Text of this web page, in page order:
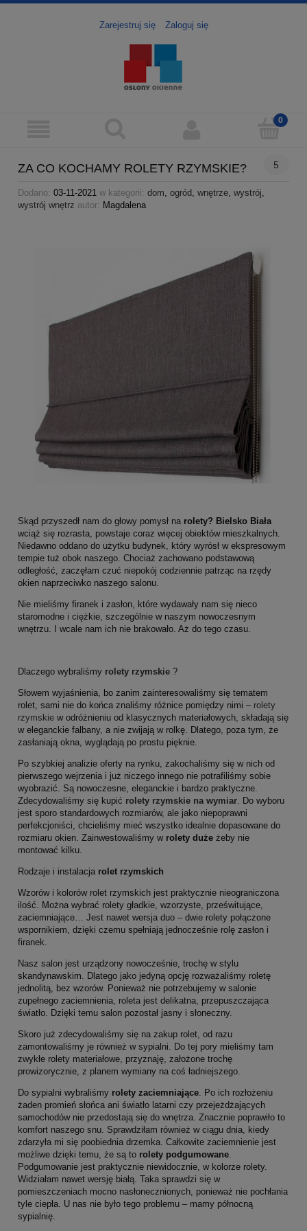
Zarejestruj się Zaloguj się
ZA CO KOCHAMY ROLETY RZYMSKIE? 5
Dodano: 03-11-2021 w kategorii: dom ogród wnętrze wystrój
wystrój wnętrz autor: Magdalena
Skąd przyszedł nam do głowy pomysł na rolety? Bielsko Biała
wciąż się rozrasta, powstaje coraz więcej obiektów mieszkalnych.
Niedawno oddano do użytku budynek, który wyrósł w ekspresowym
tempie tuż obok naszego. Chociaż zachowano podstawową
odległość, zaczęłam czuć niepokój codziennie patrząc na rzędy
okien naprzeciwko naszego salonu.
Nie mieliśmy firanek i zasłon, które wydawały nam się nieco
staromodne i ciężkie, szczególnie w naszym nowoczesnym
wnętrzu. I wcale nam ich nie brakowało. Aż do tego czasu.
Dlaczego wybraliśmy rolety rzymskie ?
Słowem wyjaśnienia, bo zanim zainteresowaliśmy się tematem
rolet, sami nie do końca znaliśmy różnice pomiędzy nimi – rolety
rzymskie w odróżnieniu od klasycznych materiałowych, składają się
w eleganckie falbany, a nie zwijają w rolkę. Dlatego, poza tym, że
zasłaniają okna, wyglądają po prostu pięknie.
Po szybkiej analizie oferty na rynku, zakochaliśmy się w nich od
pierwszego wejrzenia i już niczego innego nie potrafiliśmy sobie
wyobrazić. Są nowoczesne, eleganckie i bardzo praktyczne.
Zdecydowaliśmy się kupić rolety rzymskie na wymiar . Do wyboru
jest sporo standardowych rozmiarów, ale jako niepoprawni
perfekcjoniści, chcieliśmy mieć wszystko idealnie dopasowane do
rozmiaru okien. Zainwestowaliśmy w rolety duże żeby nie
montować kilku.
Rodzaje i instalacja rolet rzymskich
Wzorów i kolorów rolet rzymskich jest praktycznie nieograniczona
ilość. Można wybrać rolety gładkie, wzorzyste, prześwitujące,
zaciemniające… Jest nawet wersja duo – dwie rolety połączone
wspornikiem, dzięki czemu spełniają jednocześnie rolę zasłon i
firanek.
Nasz salon jest urządzony nowocześnie, trochę w stylu
skandynawskim. Dlatego jako jedyną opcję rozważaliśmy roletę
jednolitą, bez wzorów. Ponieważ nie potrzebujemy w salonie
zupełnego zaciemnienia, roleta jest delikatna, przepuszczająca
światło. Dzięki temu salon pozostał jasny i słoneczny.
Skoro już zdecydowaliśmy się na zakup rolet, od razu
zamontowaliśmy je również w sypialni. Do tej pory mieliśmy tam
zwykłe rolety materiałowe, przyznaję, założone trochę
prowizorycznie, z planem wymiany na coś ładniejszego.
Do sypialni wybraliśmy rolety zaciemniające . Po ich rozłożeniu
żaden promień słońca ani światło latarni czy przejeżdżających
samochodów nie przedostają się do wnętrza. Znacznie poprawiło to
komfort naszego snu. Sprawdziłam również w ciągu dnia, kiedy
zdarzyła mi się poobiednia drzemka. Całkowite zaciemnienie jest
możliwe dzięki temu, że są to rolety podgumowane
Podgumowanie jest praktycznie niewidocznie, w kolorze rolety.
Widziałam nawet wersję białą. Taka sprawdzi się w
pomieszczeniach mocno nasłonecznionych, ponieważ nie pochłania
tyle ciepła. U nas nie było tego problemu – mamy północną
sypialnię.